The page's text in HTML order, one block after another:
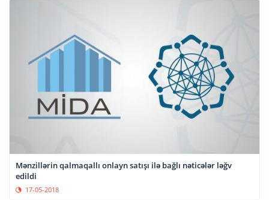
Mənzillərin qalmaqallı onlayn satışı ilə bağlı nəticələr ləğv
edildi
17-05-2018